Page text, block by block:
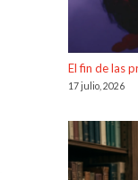
El fin de las
17 julio, 2026